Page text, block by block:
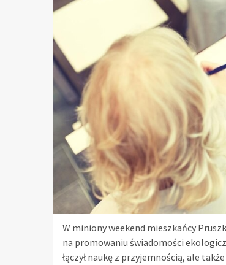
W miniony weekend mieszkańcy
na promowaniu świadomości
łączył naukę z przyjemnością, ale